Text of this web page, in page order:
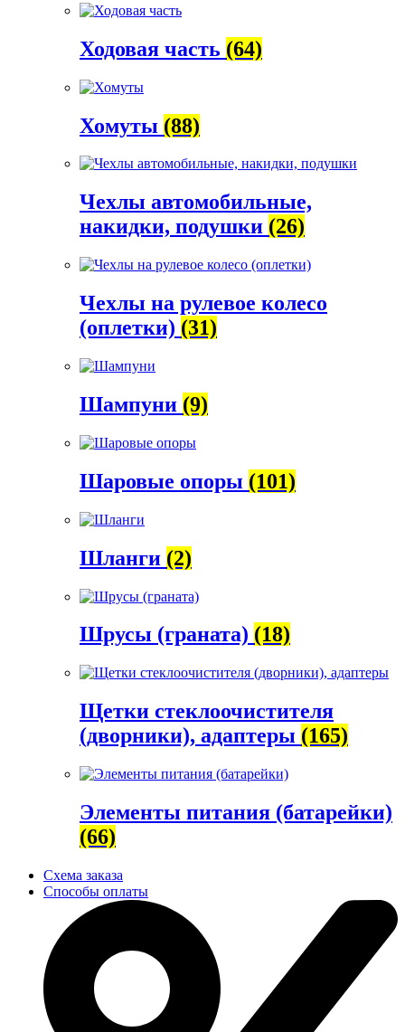
Ходовая часть (64)
Хомуты (88)
Чехлы автомобильные,
накидки, подушки (26)
Чехлы на рулевое колесо
(оплетки) (31)
Шампуни (9)
Шаровые опоры (101)
Шланги (2)
Шрусы (граната) (18)
Щетки стеклоочистителя
(дворники), адаптеры (165)
Элементы питания (батарейки)
(66)
Схема заказа
Способы оплаты